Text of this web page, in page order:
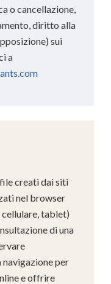
o cancellazione,
diritto alla
sui
a
creati dai siti
nel browser
tablet)
di una
per
e offrire